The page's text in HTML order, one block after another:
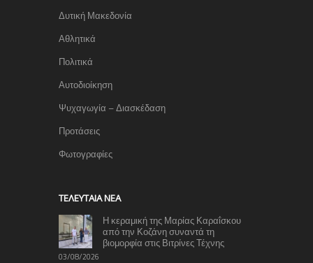
Δυτική Μακεδονία
Αθλητικά
Πολιτικά
Αυτοδιοίκηση
Ψυχαγωγία – Διασκέδαση
Προτάσεις
Φωτογραφίες
TΕΛΕΥΤΑΊΑ ΝΈΑ
Η κεραμική της Μαρίας Καραΐσκου
από την Κοζάνη συναντά τη
βιομορφία στις Βιτρίνες Τέχνης
03/08/2026